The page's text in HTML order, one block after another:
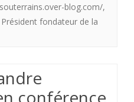
blog.com/,
Président fondateur de la
conférence